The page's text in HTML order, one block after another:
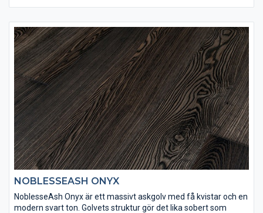
matt hårdvaxolja 3062 för att få rätt slitstyrka.
NOBLESSEASH ONYX
NoblesseAsh Onyx är ett massivt askgolv med få kvistar och en
modern svart ton. Golvets struktur gör det lika sobert som